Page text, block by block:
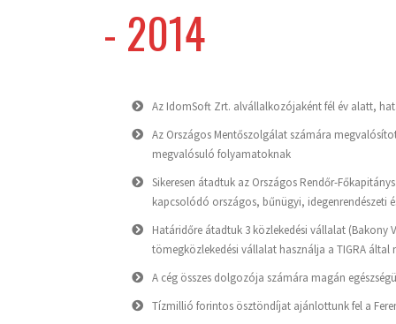
- 2014
Az IdomSoft Zrt. alvállalkozójaként fél év alatt,
Az Országos Mentőszolgálat számára
megvalósuló folyamatoknak
Sikeresen átadtuk az Országos Rendőr-
kapcsolódó országos, bűnügyi, idegenrendészeti
Határidőre átadtuk 3 közlekedési vállalat (Bakony
tömegközlekedési vállalat használja a TIGRA
A cég összes dolgozója számára magán
Tízmillió forintos ösztöndíjat ajánlottunk fel a